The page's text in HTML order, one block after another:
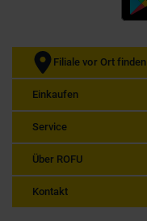
Filiale vor Ort finden
Einkaufen
Service
Über ROFU
Kontakt